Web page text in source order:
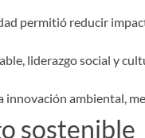
permitió reducir
liderazgo social y
ambiental,
sostenible